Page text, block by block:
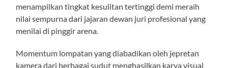
menampilkan tingkat kesulitan tertinggi demi meraih
nilai sempurna dari jajaran dewan juri profesional yang
menilai di pinggir arena.
Momentum lompatan yang diabadikan oleh jepretan
kamera dari berbagai sudut menghasilkan karya visual